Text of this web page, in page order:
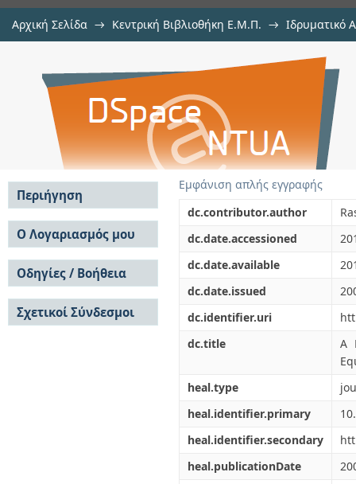
Αρχική Σελίδα → Κεντρική Βιβλιοθήκη Ε.Μ.Π. → Ιδρυματικό
A New Generalization of a
Εμφάνιση απλής εγγραφής
dc.contributor.author
dc.date.accessioned
dc.date.available
dc.date.issued
dc.identifier.uri
dc.title
A
heal.type
heal.identifier.primary
heal.identifier.secondary
heal.publicationDate
Περιήγηση
Σε όλο το DSpace
Κοινότητες & Συλλογές
Ανά Ημερομηνία
Έκδοσης
Συγγραφείς
Τίτλοι
Θέματα
Ο Λογαριασμός μου
Σύνδεση
Εγγραφή
Οδηγίες / Βοήθεια
Οδηγίες Υποβολής
Οδηγίες Χρήσης ΙΑ
Συχνές Ερωτήσεις
Σχετικοί Σύνδεσμοι